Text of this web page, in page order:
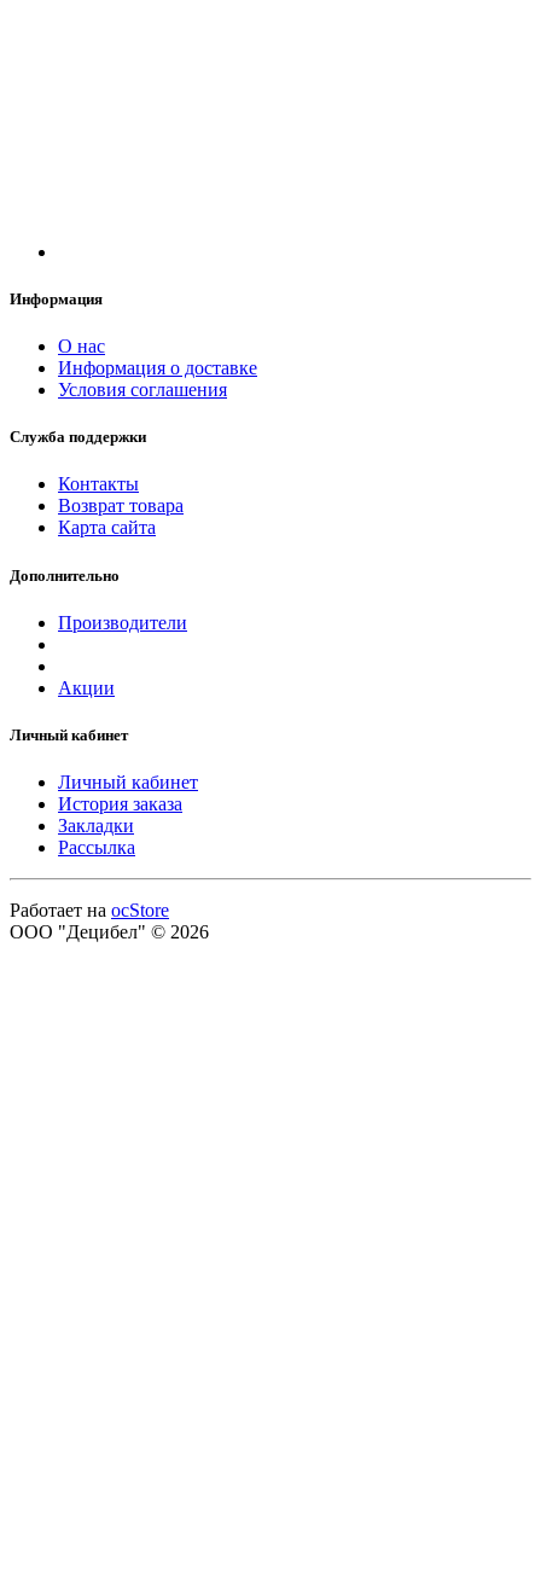
Информация
О нас
Информация о доставке
Условия соглашения
Служба поддержки
Контакты
Возврат товара
Карта сайта
Дополнительно
Производители
Акции
Личный кабинет
Личный кабинет
История заказа
Закладки
Рассылка
Работает на ocStore
ООО "Децибел" © 2026